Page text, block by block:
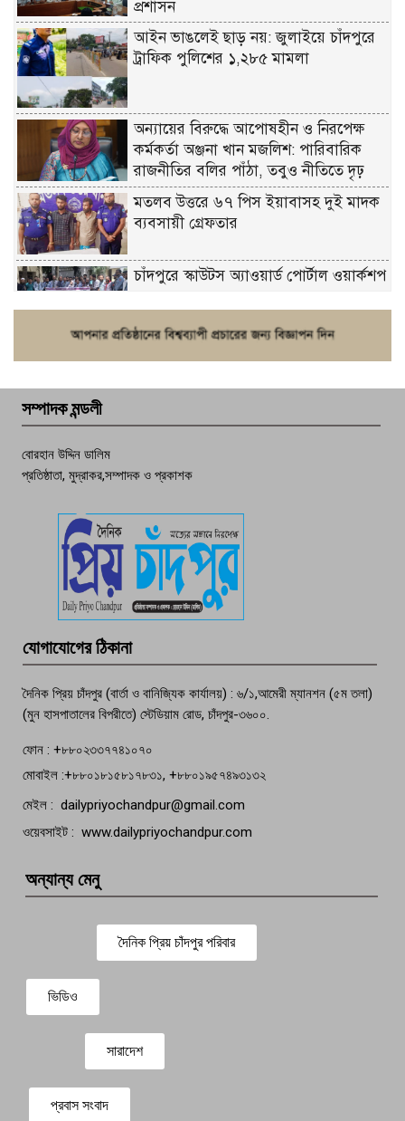
প্রশাসন
আইন ভাঙলেই ছাড় নয়: জুলাইয়ে চাঁদপুরে
ট্রাফিক পুলিশের ১,২৮৫ মামলা
অন্যায়ের বিরুদ্ধে আপোষহীন ও নিরপেক্ষ
কর্মকর্তা অঞ্জনা খান মজলিশ: পারিবারিক
রাজনীতির বলির পাঁঠা, তবুও নীতিতে দৃঢ়
মতলব উত্তরে ৬৭ পিস ইয়াবাসহ দুই মাদক
ব্যবসায়ী গ্রেফতার
চাঁদপুরে স্কাউটস অ্যাওয়ার্ড পোর্টাল ওয়ার্কশপ
পচা দুর্গন্ধে ৯৯৯-এ ফোন, ফরিদগঞ্জে
তরুণের অর্ধগলিত লাশ উদ্ধার
বেঁচে নেই, বিভিন্ন সংগঠনের শোক
সম্পাদক মন্ডলী
বোরহান উদ্দিন ডালিম
প্রতিষ্ঠাতা, মুদ্রাকর,সম্পাদক ও প্রকাশক
যোগাযোগের ঠিকানা
দৈনিক প্রিয় চাঁদপুর (বার্তা ও বানিজ্যিক কার্যালয়) : ৬/১,আমেরী ম্যানশন (৫ম তলা)
(মুন হাসপাতালের বিপরীতে) স্টেডিয়াম রোড, চাঁদপুর-৩৬০০.
ফোন : +৮৮০২৩৩৭৭৪১০৭০
মোবাইল :+৮৮০১৮১৫৮১৭৮৩১, +৮৮০১৯৫৭৪৯৩১৩২
মেইল : dailypriyochandpur@gmail.com
ওয়েবসাইট : www.dailypriyochandpur.com
অন্যান্য মেনু
দৈনিক প্রিয় চাঁদপুর পরিবার
ভিডিও
সারাদেশ
প্রবাস সংবাদ